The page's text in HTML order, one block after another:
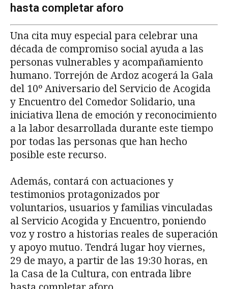
hasta completar aforo
Una cita muy especial para celebrar una
década de compromiso social ayuda a las
personas vulnerables y acompañamiento
humano. Torrejón de Ardoz acogerá la Gala
del 10º Aniversario del Servicio de Acogida
y Encuentro del Comedor Solidario, una
iniciativa llena de emoción y reconocimiento
a la labor desarrollada durante este tiempo
por todas las personas que han hecho
posible este recurso.
Además, contará con actuaciones y
testimonios protagonizados por
voluntarios, usuarios y familias vinculadas
al Servicio Acogida y Encuentro, poniendo
voz y rostro a historias reales de superación
y apoyo mutuo. Tendrá lugar hoy viernes,
29 de mayo, a partir de las 19:30 horas, en
la Casa de la Cultura, con entrada libre